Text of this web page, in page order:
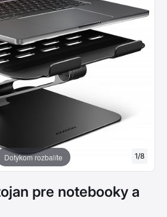
Dotykom rozbalíte 1/8
pre notebooky a